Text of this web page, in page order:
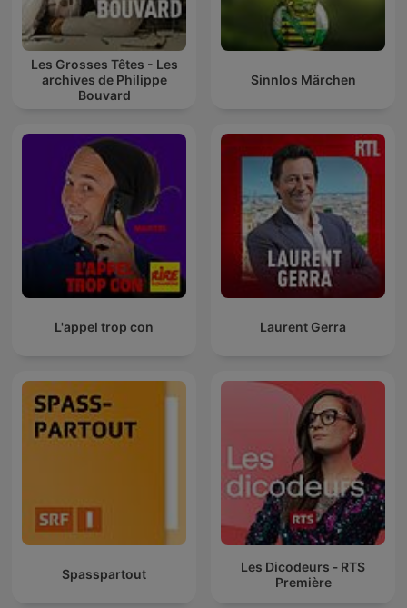
Les Grosses Têtes - Les
archives de Philippe
Bouvard
Sinnlos Märchen
L'appel trop con Laurent Gerra
Spasspartout
Les Dicodeurs ‐ RTS
Première